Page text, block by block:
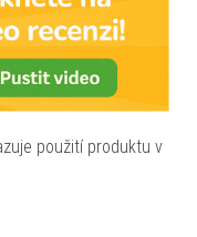
použití produktu v